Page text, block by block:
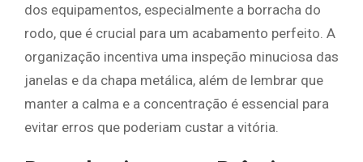
dos equipamentos, especialmente a borracha do
rodo, que é crucial para um acabamento perfeito. A
organização incentiva uma inspeção minuciosa das
janelas e da chapa metálica, além de lembrar que
manter a calma e a concentração é essencial para
evitar erros que poderiam custar a vitória.